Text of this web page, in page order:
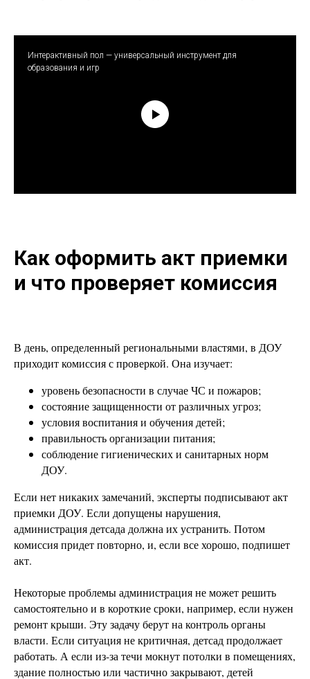
Интерактивный пол — универсальный инструмент для
образования и игр
Как оформить акт приемки
и что проверяет комиссия
В день, определенный региональными властями, в ДОУ
приходит комиссия с проверкой. Она изучает:
уровень безопасности в случае ЧС и пожаров;
состояние защищенности от различных угроз;
условия воспитания и обучения детей;
правильность организации питания;
соблюдение гигиенических и санитарных норм
ДОУ.
Если нет никаких замечаний, эксперты подписывают акт
приемки ДОУ. Если допущены нарушения,
администрация детсада должна их устранить. Потом
комиссия придет повторно, и, если все хорошо, подпишет
акт.
Некоторые проблемы администрация не может решить
самостоятельно и в короткие сроки, например, если нужен
ремонт крыши. Эту задачу берут на контроль органы
власти. Если ситуация не критичная, детсад продолжает
работать. А если из-за течи мокнут потолки в помещениях,
здание полностью или частично закрывают, детей